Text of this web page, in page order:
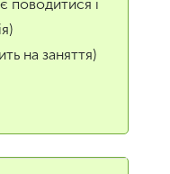
поводитися і
на заняття)